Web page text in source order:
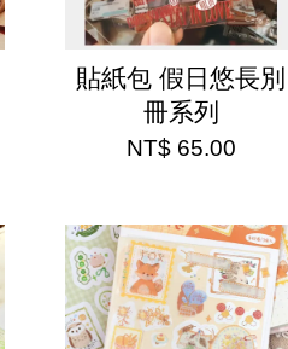
貼紙包 假日悠長別
冊系列
NT$ 65.00